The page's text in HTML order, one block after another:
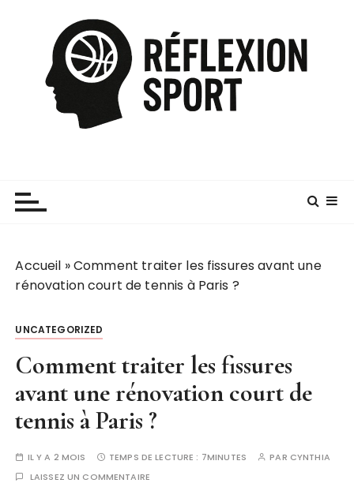
Accueil »Comment traiter les fissures avant une
rénovation court de tennis à Paris ?
UNCATEGORIZED
Comment traiter les fissures
avant une rénovation court de
tennis à Paris ?
IL Y A 2 MOIS TEMPS DE LECTURE : 7MINUTES PAR CYNTHIA
LAISSEZ UN COMMENTAIRE